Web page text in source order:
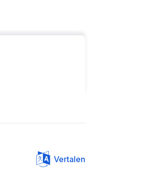
Vertalen